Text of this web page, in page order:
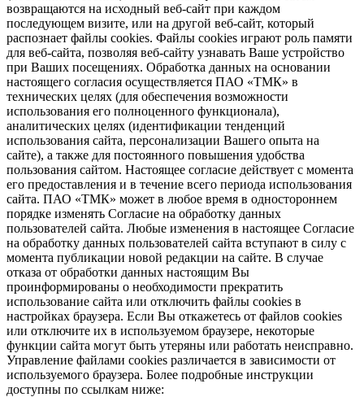
возвращаются на исходный веб-сайт при каждом
последующем визите, или на другой веб-сайт, который
распознает файлы cookies. Файлы cookies играют роль памяти
для веб-сайта, позволяя веб-сайту узнавать Ваше устройство
при Ваших посещениях. Обработка данных на основании
настоящего согласия осуществляется ПАО «ТМК» в
технических целях (для обеспечения возможности
использования его полноценного функционала),
аналитических целях (идентификации тенденций
использования сайта, персонализации Вашего опыта на
сайте), а также для постоянного повышения удобства
пользования сайтом. Настоящее согласие действует с момента
его предоставления и в течение всего периода использования
сайта. ПАО «ТМК» может в любое время в одностороннем
порядке изменять Согласие на обработку данных
пользователей сайта. Любые изменения в настоящее Согласие
на обработку данных пользователей сайта вступают в силу с
момента публикации новой редакции на сайте. В случае
отказа от обработки данных настоящим Вы
проинформированы о необходимости прекратить
использование сайта или отключить файлы cookies в
настройках браузера. Если Вы откажетесь от файлов cookies
или отключите их в используемом браузере, некоторые
функции сайта могут быть утеряны или работать неисправно.
Управление файлами cookies различается в зависимости от
используемого браузера. Более подробные инструкции
доступны по ссылкам ниже: